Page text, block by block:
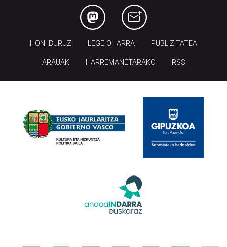
HONI BURUZ LEGE OHARRA PUBLIZITATEA
ARAUAK HARREMANETARAKO RSS